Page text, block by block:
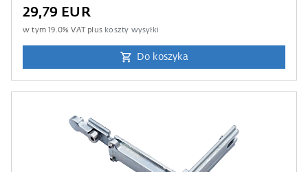
29,79 EUR
w tym19.0% VAT plus koszty wysyłki
Do koszyka